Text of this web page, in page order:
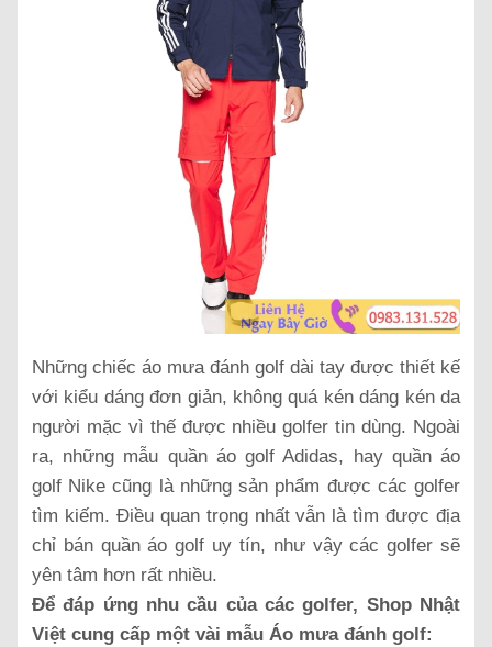
Những chiếc áo mưa đánh golf dài tay được thiết kế
với kiểu dáng đơn giản, không quá kén dáng kén da
người mặc vì thế được nhiều golfer tin dùng. Ngoài
ra, những mẫu quần áo golf Adidas, hay quần áo
golf Nike cũng là những sản phẩm được các golfer
tìm kiếm. Điều quan trọng nhất vẫn là tìm được địa
chỉ bán quần áo golf uy tín, như vậy các golfer sẽ
yên tâm hơn rất nhiều.
Để đáp ứng nhu cầu của các golfer, Shop Nhật
Việt cung cấp một vài mẫu Áo mưa đánh golf: